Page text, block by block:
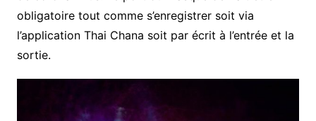
obligatoire tout comme s’enregistrer soit via
l’application Thai Chana soit par écrit à l’entrée et la
sortie.